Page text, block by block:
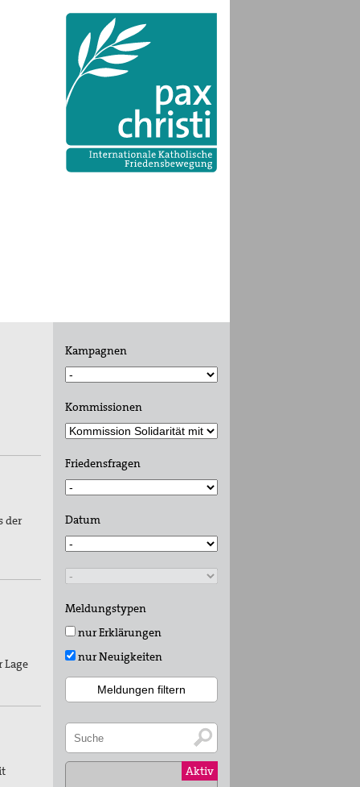
der
Kampagnen
Kommissionen
Friedensfragen
Datum
Meldungstypen
nur Erklärungen
nur Neuigkeiten
Aktiv